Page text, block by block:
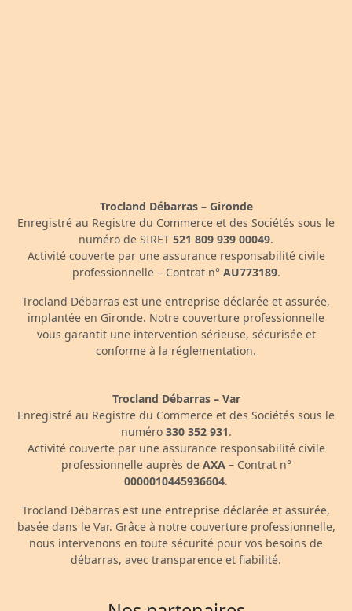
Trocland Débarras – Gironde
Enregistré au Registre du Commerce et des Sociétés sous le
numéro de SIRET 521 809 939 00049.
Activité couverte par une assurance responsabilité civile
professionnelle – Contrat n° AU773189.
Trocland Débarras est une entreprise déclarée et assurée,
implantée en Gironde. Notre couverture professionnelle
vous garantit une intervention sérieuse, sécurisée et
conforme à la réglementation.
Trocland Débarras – Var
Enregistré au Registre du Commerce et des Sociétés sous le
numéro 330 352 931.
Activité couverte par une assurance responsabilité civile
professionnelle auprès de AXA– Contrat n°
0000010445936604.
Trocland Débarras est une entreprise déclarée et assurée,
basée dans le Var. Grâce à notre couverture professionnelle,
nous intervenons en toute sécurité pour vos besoins de
débarras, avec transparence et fiabilité.